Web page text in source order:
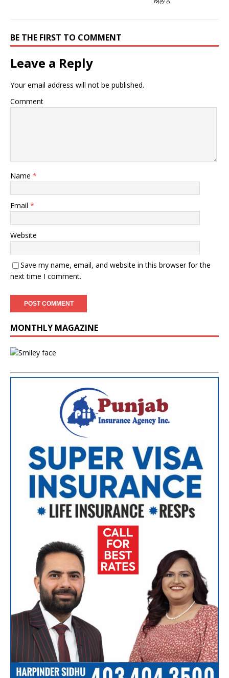
BE THE FIRST TO COMMENT
Leave a Reply
Your email address will not be published.
Comment
Name *
Email *
Website
Save my name, email, and website in this browser for the
next time I comment.
MONTHLY MAGAZINE